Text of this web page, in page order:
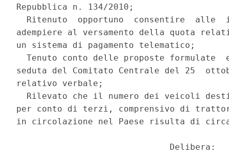
Repubblica n. 134/2010;
Ritenuto  opportuno  consentire  alle
adempiere al versamento della quota
un sistema di pagamento telematico;
Tenuto conto delle proposte formulate
seduta del Comitato Centrale del 25
relativo verbale;
Rilevato che il numero dei veicoli
per conto di terzi, comprensivo di
in circolazione nel Paese risulta di
                              Delibera: